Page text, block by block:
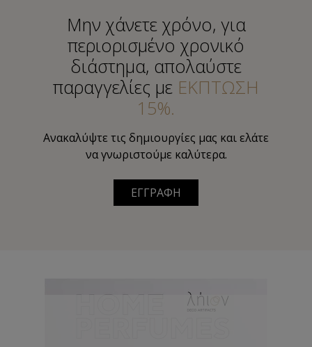
Μην χάνετε χρόνο, για
περιορισμένο χρονικό
διάστημα, απολαύστε
παραγγελίες με ΕΚΠΤΩΣΗ
15%.
Ανακαλύψτε τις δημιουργίες μας και ελάτε
να γνωριστούμε καλύτερα.
ΕΓΓΡΑΦΗ